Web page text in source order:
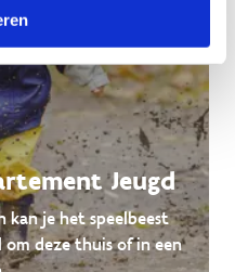
Jeugd
kan je het speelbeest
om deze thuis of in een